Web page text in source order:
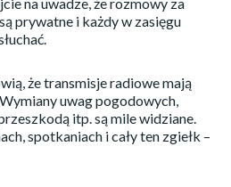
prywatne i każdy w zasięgu
że transmisje radiowe mają
uwag pogodowych,
itp. są mile widziane.
spotkaniach i cały ten zgiełk –